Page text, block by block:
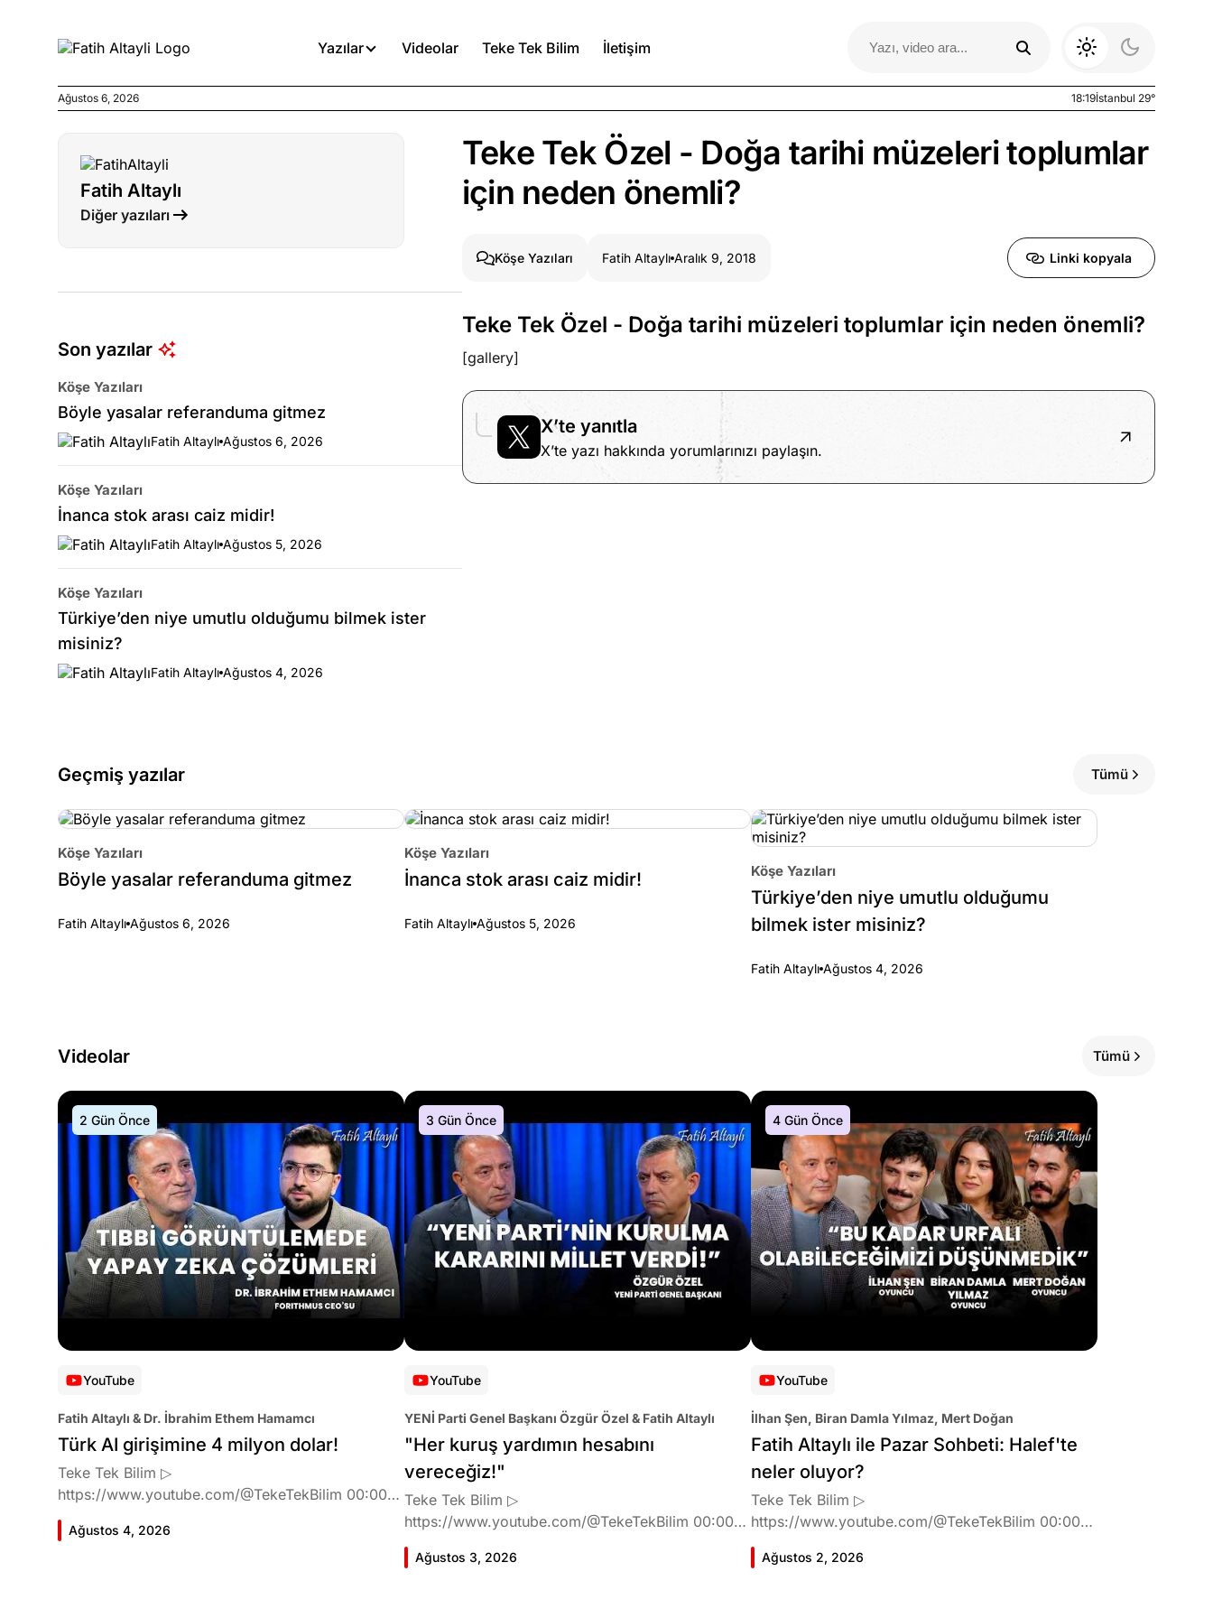
Yazılar Videolar Teke Tek Bilim İletişim
Ağustos 5, 2026
Türkiye’den niye umutlu olduğumu bilmek
Köşe Yazıları Spor Yazıları Otomobil Yazıları
Ağustos 6, 2026 18:19İstanbul 29°
Fatih Altaylı
Diğer yazıları
Son yazılar
Köşe Yazıları
Böyle yasalar referanduma gitmez
Fatih Altaylı Ağustos 6, 2026
Köşe Yazıları
İnanca stok arası caiz midir!
Fatih Altaylı Ağustos 5, 2026
Köşe Yazıları
Türkiye’den niye umutlu olduğumu bilmek ister
misiniz?
Fatih Altaylı Ağustos 4, 2026
Teke Tek Özel - Doğa tarihi müzeleri toplumlar
için neden önemli?
Köşe Yazıları Fatih Altaylı Aralık 9, 2018 Linki kopyala
Teke Tek Özel - Doğa tarihi müzeleri toplumlar için neden önemli?
[gallery]
X’te yanıtla
X’te yazı hakkında yorumlarınızı paylaşın.
Geçmiş yazılar Tümü
Köşe Yazıları
Böyle yasalar referanduma gitmez
Fatih Altaylı Ağustos 6, 2026
Köşe Yazıları
İnanca stok arası caiz midir!
Fatih Altaylı Ağustos 5, 2026
Köşe Yazıları
Türkiye’den niye umutlu olduğumu
bilmek ister misiniz?
Fatih Altaylı Ağustos 4, 2026
Videolar Tümü
2 Gün Önce
YouTube
Fatih Altaylı & Dr. İbrahim Ethem Hamamcı
Türk AI girişimine 4 milyon dolar!
Teke Tek Bilim ▷
https://www.youtube.com/@TekeTekBilim 00:00
Giriş 01:51 İbrahim Ethem Hamamcı kimdir ve
akademik çalışmaları neler? 10:54 Kendi şirketlerini
Ağustos 4, 2026
3 Gün Önce
YouTube
YENİ Parti Genel Başkanı Özgür Özel & Fatih Altaylı
"Her kuruş yardımın hesabını
vereceğiz!"
Teke Tek Bilim ▷
https://www.youtube.com/@TekeTekBilim 00:00
Giriş 01:58 Butlan kararı 05:58 Butlan kararı kimin
meselesi? 11:32 Kılıçdaroğlu bu günlerin sinyalini
Ağustos 3, 2026
4 Gün Önce
YouTube
İlhan Şen, Biran Damla Yılmaz, Mert Doğan
Fatih Altaylı ile Pazar Sohbeti: Halef'te
neler oluyor?
Teke Tek Bilim ▷
https://www.youtube.com/@TekeTekBilim 00:00
Giriş 02:46 Biran Damla Yılmaz dizi teklifi
geldiğinde neler hissetti? 05:41 Oynadığı role nasıl
Ağustos 2, 2026